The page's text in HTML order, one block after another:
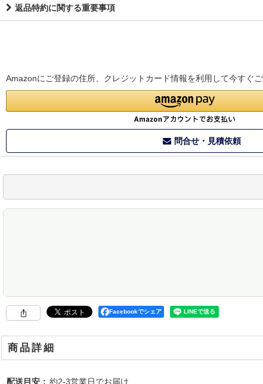
返品特約に関する重要事項
Amazonにご登録の住所、クレジットカード情報を利用して今すぐご
問合せ・見積依頼
Facebookでシェア
商品詳細
配送目安： 約2-3営業日でお届け